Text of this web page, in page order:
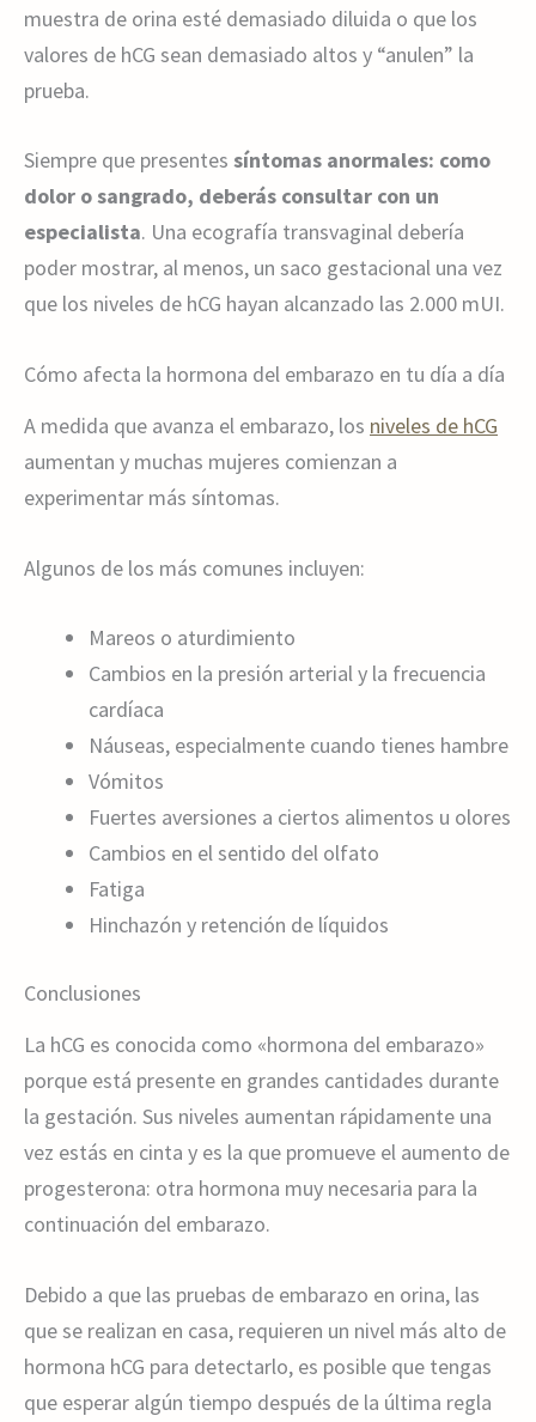
muestra de orina esté demasiado diluida o que los
valores de hCG sean demasiado altos y “anulen” la
prueba.
Siempre que presentes síntomas anormales: como
dolor o sangrado, deberás consultar con un
especialista. Una ecografía transvaginal debería
poder mostrar, al menos, un saco gestacional una vez
que los niveles de hCG hayan alcanzado las 2.000 mUI.
Cómo afecta la hormona del embarazo en tu día a día
A medida que avanza el embarazo, los niveles de hCG
aumentan y muchas mujeres comienzan a
experimentar más síntomas.
Algunos de los más comunes incluyen:
Mareos o aturdimiento
Cambios en la presión arterial y la frecuencia
cardíaca
Náuseas, especialmente cuando tienes hambre
Vómitos
Fuertes aversiones a ciertos alimentos u olores
Cambios en el sentido del olfato
Fatiga
Hinchazón y retención de líquidos
Conclusiones
La hCG es conocida como «hormona del embarazo»
porque está presente en grandes cantidades durante
la gestación. Sus niveles aumentan rápidamente una
vez estás en cinta y es la que promueve el aumento de
progesterona: otra hormona muy necesaria para la
continuación del embarazo.
Debido a que las pruebas de embarazo en orina, las
que se realizan en casa, requieren un nivel más alto de
hormona hCG para detectarlo, es posible que tengas
que esperar algún tiempo después de la última regla